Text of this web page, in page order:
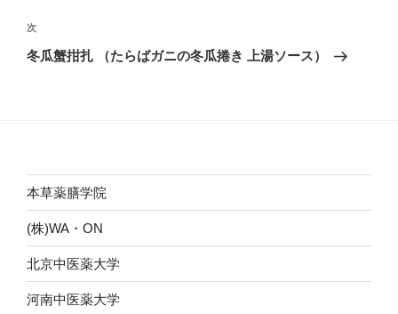
ビ
ゲ
稿
次
の
次
冬瓜蟹拑扎 （たらばガニの冬瓜捲き 上湯ソース）
本草薬膳学院
(株)WA・ON
北京中医薬大学
河南中医薬大学